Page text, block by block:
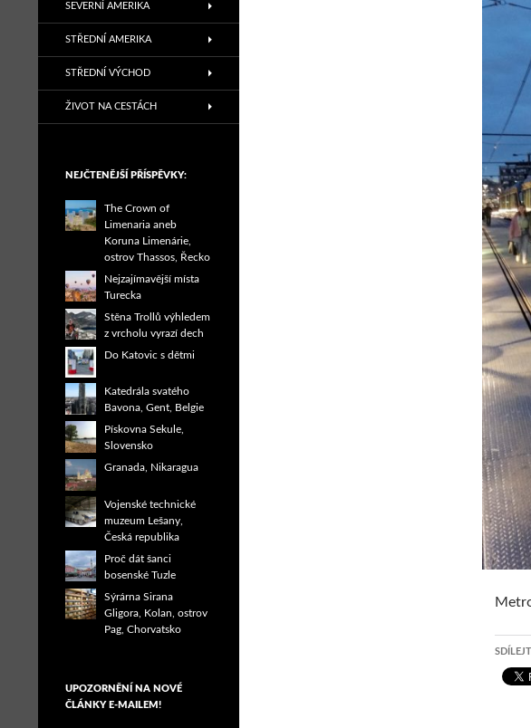
SEVERNÍ AMERIKA
STŘEDNÍ AMERIKA
STŘEDNÍ VÝCHOD
ŽIVOT NA CESTÁCH
NEJČTENĚJŠÍ PŘÍSPĚVKY:
The Crown of
Limenaria aneb
Koruna Limenárie,
ostrov Thassos, Řecko
Nejzajímavější místa
Turecka
Stěna Trollů výhledem
z vrcholu vyrazí dech
Do Katovic s dětmi
Katedrála svatého
Bavona, Gent, Belgie
Pískovna Sekule,
Slovensko
Granada, Nikaragua
Vojenské technické
muzeum Lešany,
Česká republika
Proč dát šanci
bosenské Tuzle
Sýrárna Sirana
Gligora, Kolan, ostrov
Pag, Chorvatsko
UPOZORNĚNÍ NA NOVÉ
ČLÁNKY E-MAILEM!